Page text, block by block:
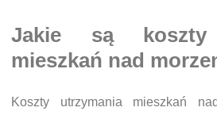
Jakie są koszty
mieszkań nad
Koszty utrzymania mieszkań